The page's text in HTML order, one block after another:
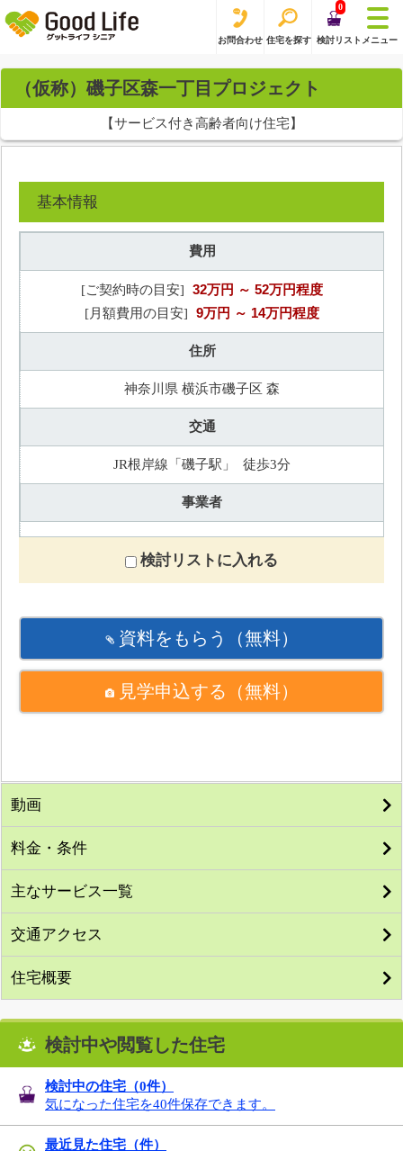
お問合わせ 住宅を探す
0
検討リスト メニュー
（仮称）磯子区森一丁目プロジェクト
【サービス付き高齢者向け住宅】
基本情報
費用
[ご契約時の目安] 32万円 ～ 52万円程度
[月額費用の目安] 9万円 ～ 14万円程度
住所
神奈川県 横浜市磯子区 森
交通
JR根岸線「磯子駅」 徒歩3分
事業者
検討リストに入れる
資料をもらう （無料）
見学申込する （無料）
動画
料金・条件
主なサービス一覧
交通アクセス
住宅概要
検討中や閲覧した住宅
検討中の住宅（0件）
気になった住宅を40件保存できます。
最近見た住宅（件）